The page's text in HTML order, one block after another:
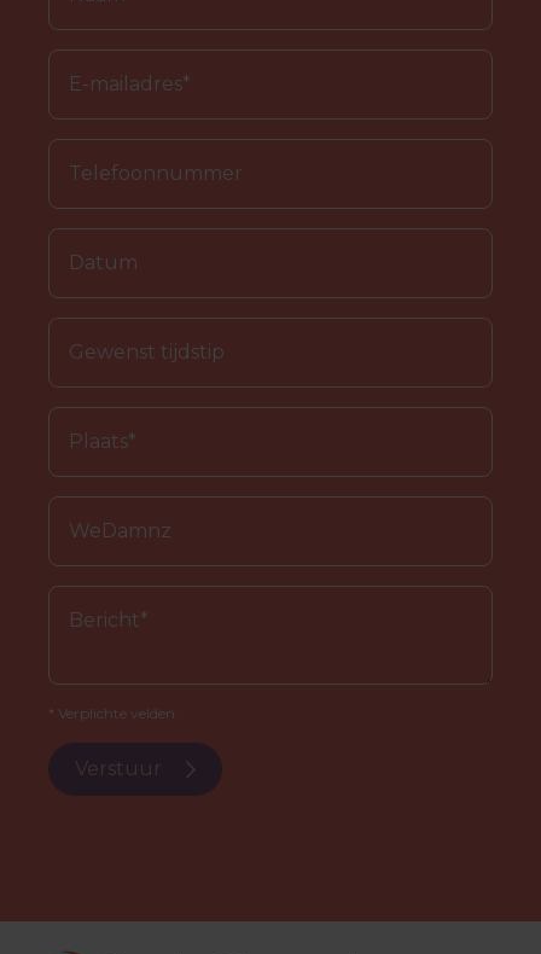
* Verplichte velden.
Verstuur